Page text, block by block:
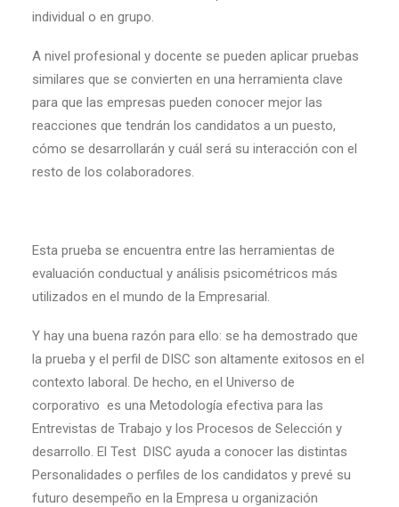
individual o en grupo.
A nivel profesional y docente se pueden aplicar pruebas
similares que se convierten en una herramienta clave
para que las empresas pueden conocer mejor las
reacciones que tendrán los candidatos a un puesto,
cómo se desarrollarán y cuál será su interacción con el
resto de los colaboradores.
Esta prueba se encuentra entre las herramientas de
evaluación conductual y análisis psicométricos más
utilizados en el mundo de la Empresarial.
Y hay una buena razón para ello: se ha demostrado que
la prueba y el perfil de DISC son altamente exitosos en el
contexto laboral. De hecho, en el Universo de
corporativo es una Metodología efectiva para las
Entrevistas de Trabajo y los Procesos de Selección y
desarrollo. El Test DISC ayuda a conocer las distintas
Personalidades o perfiles de los candidatos y prevé su
futuro desempeño en la Empresa u organización